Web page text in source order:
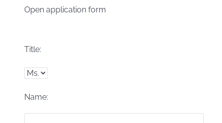
Open application form
Title:
Name: